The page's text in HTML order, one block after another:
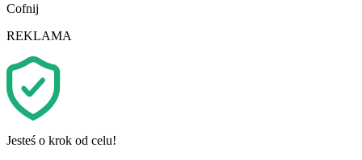
Cofnij
REKLAMA
Jesteś o krok od celu!